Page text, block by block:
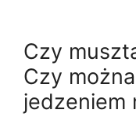
Czy
Czy
jedzeniem